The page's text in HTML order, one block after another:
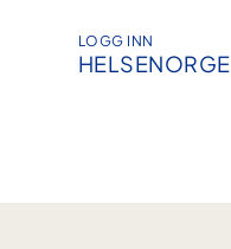
LOGG INN
HELSENORGE